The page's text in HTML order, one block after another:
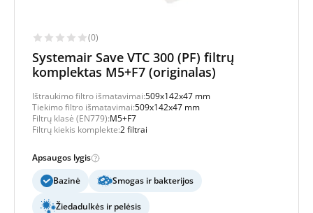
(0)
Systemair Save VTC 300 (PF) filtrų
komplektas M5+F7 (originalas)
Ištraukimo filtro išmatavimai:509x142x47 mm
Tiekimo filtro išmatavimai:509x142x47 mm
Filtrų klasė (EN779):M5+F7
Filtrų kiekis komplekte:2 filtrai
Apsaugos lygis
Bazinė
Smogas ir bakterijos
Žiedadulkės ir pelėsis